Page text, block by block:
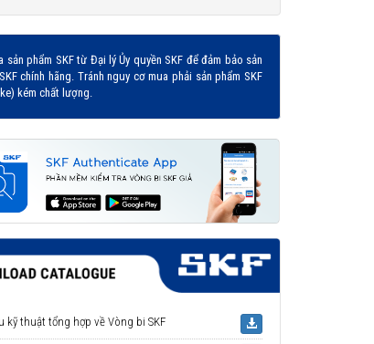
sản phẩm SKF từ Đại lý Ủy quyền SKF để đảm bảo sản
chính hãng. Tránh nguy cơ mua phải sản phẩm SKF
kém chất lượng.
kỹ thuật tổng hợp về Vòng bi SKF